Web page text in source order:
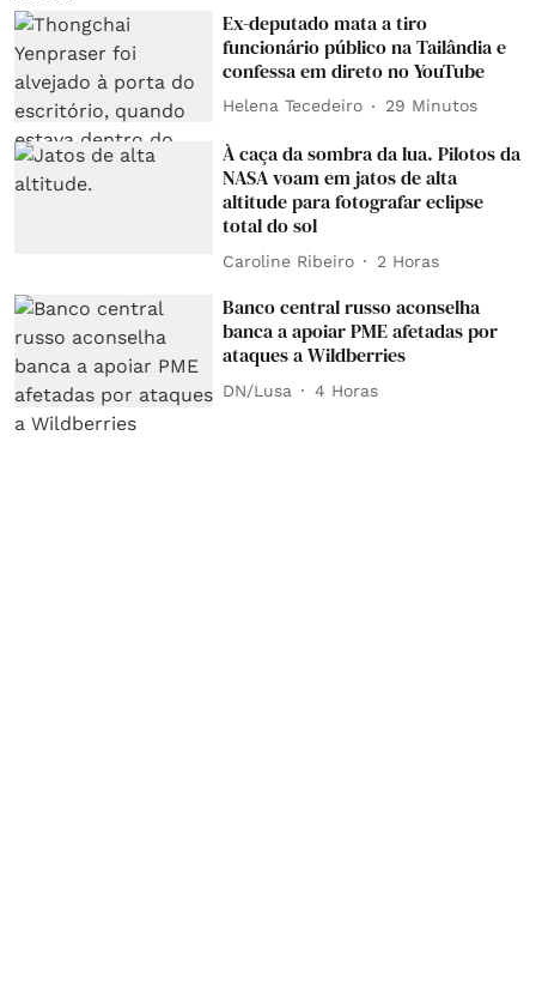
Ex-deputado mata a tiro
funcionário público na Tailândia e
confessa em direto no YouTube
Helena Tecedeiro 29 Minutos
À caça da sombra da lua. Pilotos da
NASA voam em jatos de alta
altitude para fotografar eclipse
total do sol
Caroline Ribeiro 2 Horas
Banco central russo aconselha
banca a apoiar PME afetadas por
ataques a Wildberries
DN/Lusa 4 Horas